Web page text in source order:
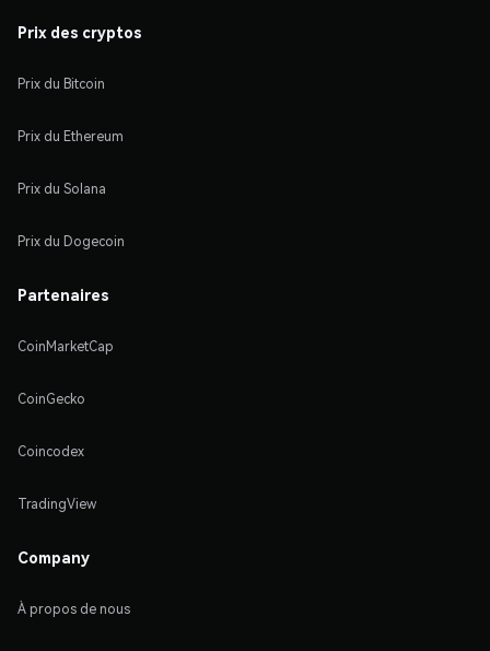
Prix des cryptos
Prix du Bitcoin
Prix du Ethereum
Prix du Solana
Prix du Dogecoin
Partenaires
CoinMarketCap
CoinGecko
Coincodex
TradingView
Company
À propos de nous